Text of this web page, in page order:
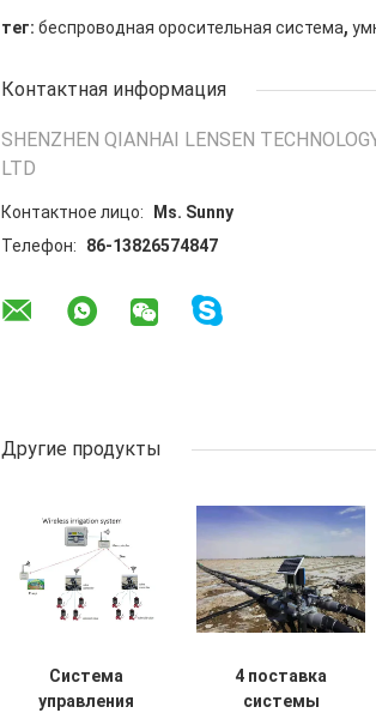
тег: беспроводная оросительная система,
Контактная информация
SHENZHEN QIANHAI LENSEN
LTD
Контактное лицо:
Ms. Sunny
Телефон:
86-13826574847
Другие продукты
Система
управления
4 поставка
системы